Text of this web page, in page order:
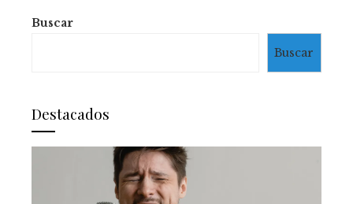
Buscar
Buscar
Destacados